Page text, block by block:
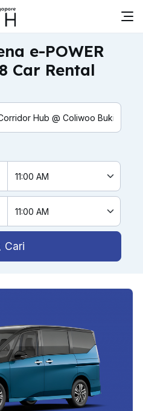
e-POWER
Car Rental
Cari